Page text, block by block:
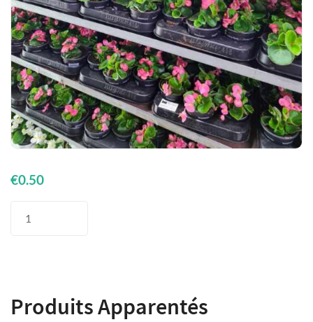
€0.50
Produits Apparentés